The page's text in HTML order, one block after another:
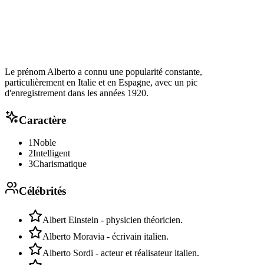
Le prénom Alberto a connu une popularité constante,
particulièrement en Italie et en Espagne, avec un pic
d'enregistrement dans les années 1920.
Caractère
1Noble
2Intelligent
3Charismatique
Célébrités
Albert Einstein - physicien théoricien.
Alberto Moravia - écrivain italien.
Alberto Sordi - acteur et réalisateur italien.